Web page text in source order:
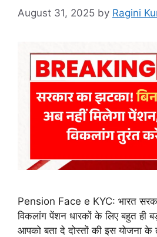
August 31, 2025 by Ragini
Pension Face e KYC: भारत
विकलांग पेंशन धारकों के लिए बहुत ही
आपको बता दे दोस्तों की इस योजना के